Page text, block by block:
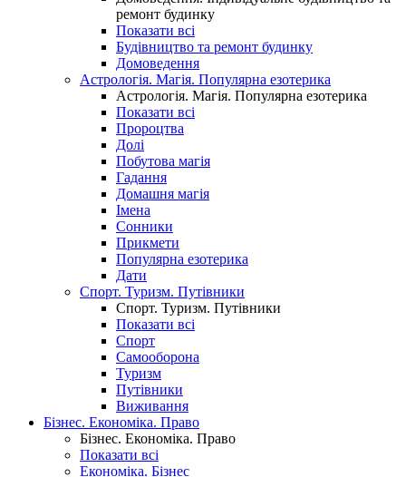
ремонт будинку
Показати всі
Будівництво та ремонт будинку
Домоведення
Астрологія. Магія. Популярна езотерика
Астрологія. Магія. Популярна езотерика
Показати всі
Пророцтва
Долі
Побутова магія
Гадання
Домашня магія
Імена
Сонники
Прикмети
Популярна езотерика
Дати
Спорт. Туризм. Путівники
Спорт. Туризм. Путівники
Показати всі
Спорт
Самооборона
Туризм
Путівники
Виживання
Бізнес. Економіка. Право
Бізнес. Економіка. Право
Показати всі
Економіка. Бізнес